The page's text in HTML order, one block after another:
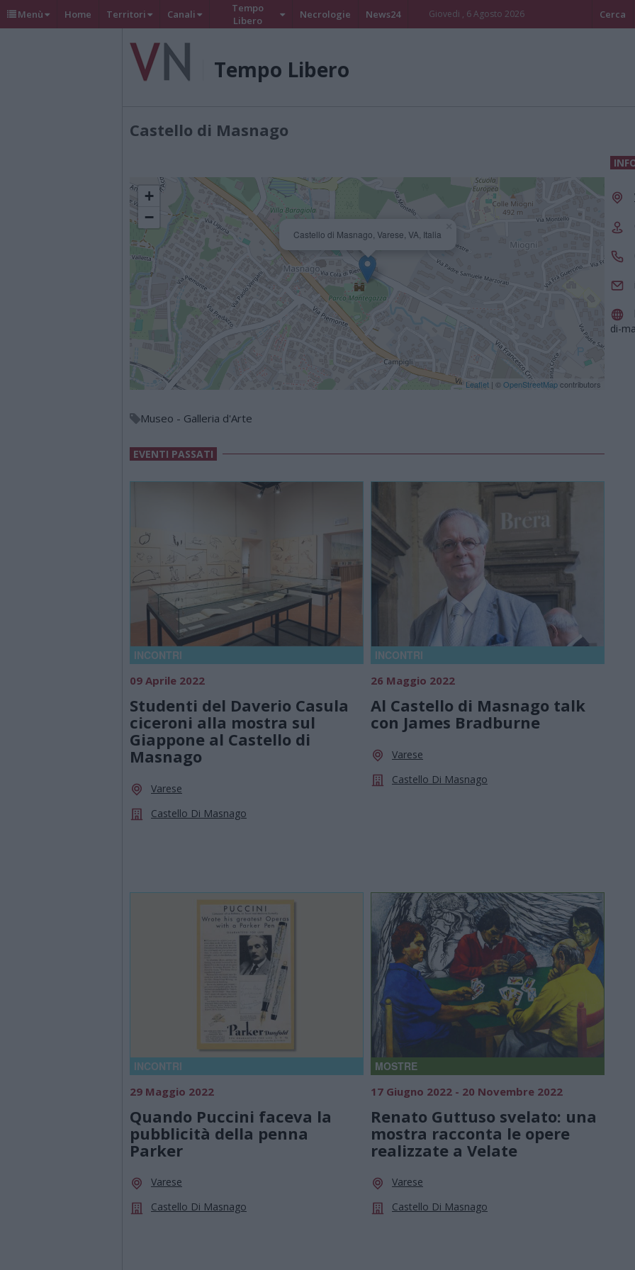
Menù Home Territori Canali
Tempo
Libero
Necrologie News24 Giovedi , 6 Agosto 2026 Cerca
Tempo Libero
Castello di Masnago
Castello di Masnago, Varese, VA, Italia
+
−
Leaflet | © OpenStreetMapcontributors
Museo - Galleria d'Arte
EVENTI PASSATI
INCONTRI
09 Aprile 2022
Studenti del Daverio Casula
ciceroni alla mostra sul
Giappone al Castello di
Masnago
Varese
Castello Di Masnago
INCONTRI
26 Maggio 2022
Al Castello di Masnago talk
con James Bradburne
Varese
Castello Di Masnago
INCONTRI
29 Maggio 2022
Quando Puccini faceva la
pubblicità della penna
Parker
Varese
Castello Di Masnago
MOSTRE
17 Giugno 2022 - 20 Novembre 2022
Renato Guttuso svelato: una
mostra racconta le opere
realizzate a Velate
Varese
Castello Di Masnago
di-